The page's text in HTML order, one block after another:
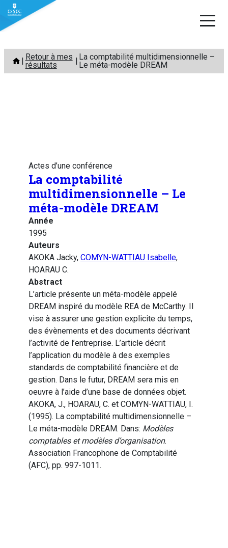
Aller
contenu
Retour à mes
résultats
La comptabilité multidimensionnelle –
Le méta-modèle DREAM
Actes d’une conférence
La comptabilité
multidimensionnelle – Le
méta-modèle DREAM
Année
1995
Auteurs
AKOKA Jacky, COMYN-WATTIAU Isabelle,
HOARAU C.
Abstract
L’article présente un méta-modèle appelé
DREAM inspiré du modèle REA de McCarthy. Il
vise à assurer une gestion explicite du temps,
des évènements et des documents décrivant
l’activité de l’entreprise. L’article décrit
l’application du modèle à des exemples
standards de comptabilité financière et de
gestion. Dans le futur, DREAM sera mis en
oeuvre à l’aide d’une base de données objet.
AKOKA, J., HOARAU, C. et COMYN-WATTIAU, I.
(1995). La comptabilité multidimensionnelle –
Le méta-modèle DREAM. Dans: Modèles
comptables et modèles d’organisation.
Association Francophone de Comptabilité
(AFC), pp. 997-1011.